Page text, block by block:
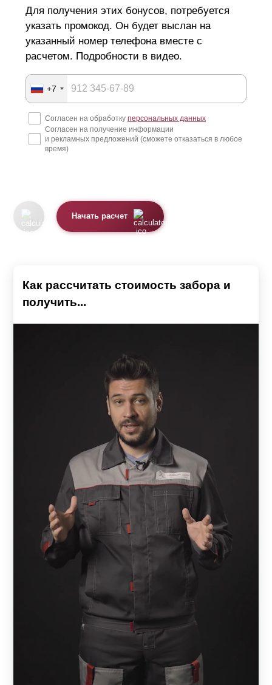
Для получения этих бонусов, потребуется
указать промокод. Он будет выслан на
указанный номер телефона вместе с
расчетом. Подробности в видео.
+7
Согласен на обработку персональных данных
Согласен на получение информации
и рекламных предложений (сможете отказаться в любое
время)
Начать расчет
Как рассчитать стоимость забора и
получить...